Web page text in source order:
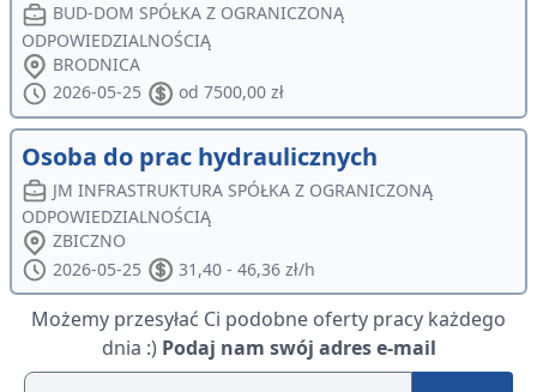
BUD-DOM SPÓŁKA Z OGRANICZONĄ
ODPOWIEDZIALNOŚCIĄ
BRODNICA
2026-05-25
od 7500,00 zł
Osoba do prac hydraulicznych
JM INFRASTRUKTURA SPÓŁKA Z OGRANICZONĄ
ODPOWIEDZIALNOŚCIĄ
ZBICZNO
2026-05-25
31,40 - 46,36 zł/h
Możemy przesyłać Ci podobne oferty pracy każdego
dnia :) Podaj nam swój adres e-mail